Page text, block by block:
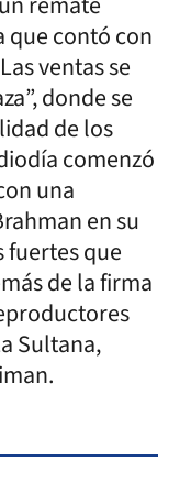
que contó con
ventas se
donde se
de los
comenzó
una
en su
fuertes que
de la firma
Sultana,